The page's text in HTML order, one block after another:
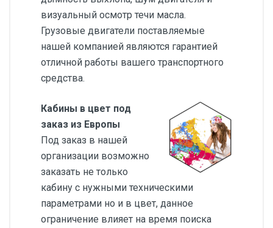
визуальный осмотр течи масла.
Грузовые двигатели поставляемые
нашей компанией являются гарантией
отличной работы вашего транспортного
средства.
Кабины в цвет под
заказ из Европы
Под заказ в нашей
организации возможно
заказать не только
кабину с нужными техническими
параметрами но и в цвет, данное
ограничение влияет на время поиска